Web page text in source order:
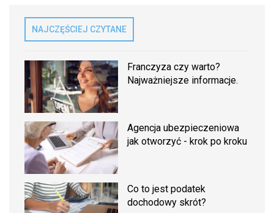
NAJCZĘŚCIEJ CZYTANE
Franczyza czy warto?
Najważniejsze informacje.
Agencja ubezpieczeniowa
jak otworzyć - krok po kroku
Co to jest podatek
dochodowy skrót?